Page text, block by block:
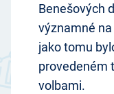
Benešových
významné
jako tomu
provedeném
volbami.